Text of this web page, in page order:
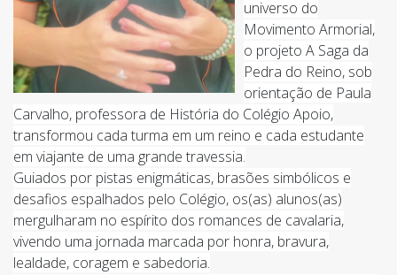
universo do
Movimento Armorial,
o projeto A Saga da
Pedra do Reino, sob
orientação de Paula
Carvalho, professora de História do Colégio Apoio,
transformou cada turma em um reino e cada estudante
em viajante de uma grande travessia.
Guiados por pistas enigmáticas, brasões simbólicos e
desafios espalhados pelo Colégio, os(as) alunos(as)
mergulharam no espírito dos romances de cavalaria,
vivendo uma jornada marcada por honra, bravura,
lealdade, coragem e sabedoria.